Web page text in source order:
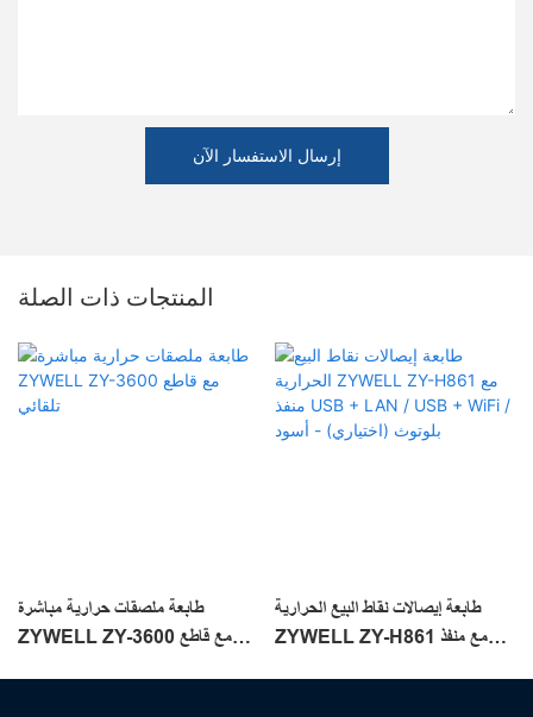
إرسال الاستفسار الآن
المنتجات ذات الصلة
طابعة ملصقات حرارية مباشرة
ZYWELL ZY-3600 مع قاطع
طابعة إيصالات نقاط البيع الحرارية
ZYWELL ZY-H861 مع منفذ